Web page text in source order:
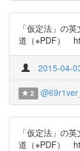
「仮定法」の
道（※PDF）
2015-04-
2
「仮定法」の
道（※PDF）